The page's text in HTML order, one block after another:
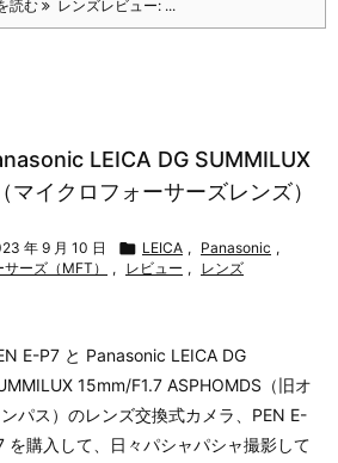
読む レンズレビュー: ...
LEICA DG SUMMILUX
イクロフォーサーズレンズ）
年 9 月 10 日  LEICA , Panasonic ,
ーズ（MFT） , レビュー , レンズ
E-P7 と Panasonic LEICA DG
15mm/F1.7 ASPHOMDS（旧オ
ンパス）のレンズ交換式カメラ、PEN E-
を購入して、日々パシャパシャ撮影して